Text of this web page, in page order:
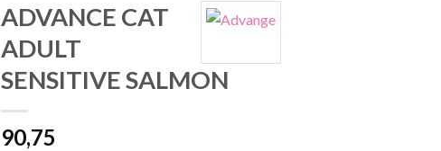
ADVANCE CAT
ADULT
SENSITIVE SALMON
90,75